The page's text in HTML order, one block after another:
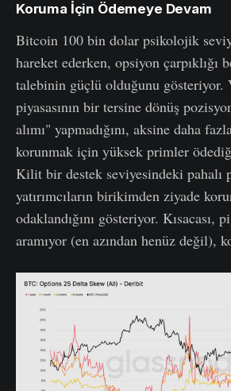
Koruma İçin Ödemeye Devam
Bitcoin 100 bin dolar psikolojik
hareket ederken, opsiyon çarpıklığı
talebinin güçlü olduğunu gösteriyor.
piyasasının bir tersine dönüş
alımı" yapmadığını, aksine daha
korunmak için yüksek primler
Kilit bir destek seviyesindeki pahalı
yatırımcıların birikimden ziyade
odaklandığını gösteriyor. Kısacası,
aramıyor (en azından henüz değil),